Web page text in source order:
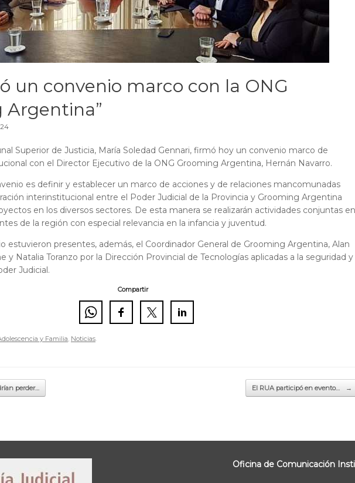
un convenio marco con la ONG
Argentina”
Superior de Justicia, María Soledad Gennari, firmó hoy un convenio marco de
con el Director Ejecutivo de la ONG Grooming Argentina, Hernán Navarro.
es definir y establecer un marco de acciones y de relaciones mancomunadas
interinstitucional entre el Poder Judicial de la Provincia y Grooming Argentina
en los diversos sectores. De esta manera se realizarán actividades conjuntas en
de la región con especial relevancia en la infancia y juventud.
estuvieron presentes, además, el Coordinador General de Grooming Argentina, Alan
y Natalia Toranzo por la Dirección Provincial de Tecnologías aplicadas a la seguridad y
Judicial.
Compartir
y Familia Noticias
perder… El RUA participó en evento… →
Oficina de Comunicación